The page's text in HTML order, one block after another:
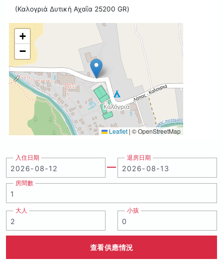
(Καλογριά Δυτική Αχαΐα 25200 GR)
+
−
Leaflet | © OpenStreetMap
入住日期 退房日期
房間數
大人 小孩
查看供應情況